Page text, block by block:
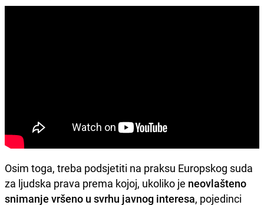
Osim toga, treba podsjetiti na praksu Europskog suda
za ljudska prava prema kojoj, ukoliko je neovlašteno
snimanje vršeno u svrhu javnog interesa, pojedinci